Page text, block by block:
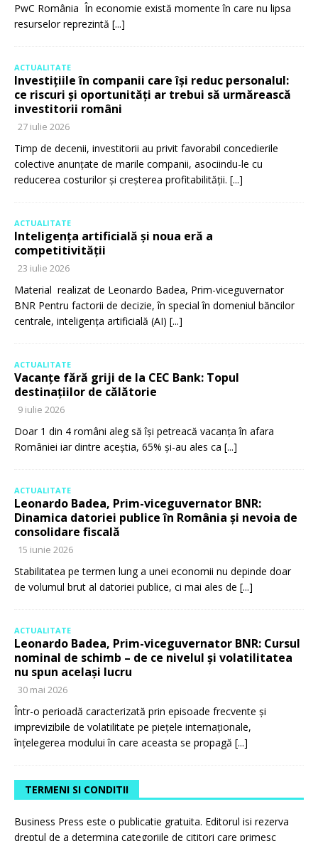
PwC România În economie există momente în care nu lipsa
resurselor reprezintă [...]
ACTUALITATE
Investițiile în companii care își reduc personalul:
ce riscuri și oportunități ar trebui să urmărească
investitorii români
27 iulie 2026
Timp de decenii, investitorii au privit favorabil concedierile
colective anunțate de marile companii, asociindu-le cu
reducerea costurilor și creșterea profitabilității. [...]
ACTUALITATE
Inteligența artificială și noua eră a
competitivității
23 iulie 2026
Material realizat de Leonardo Badea, Prim-viceguvernator
BNR Pentru factorii de decizie, în special în domeniul băncilor
centrale, inteligența artificială (AI) [...]
ACTUALITATE
Vacanțe fără griji de la CEC Bank: Topul
destinațiilor de călătorie
9 iulie 2026
Doar 1 din 4 români aleg să își petreacă vacanța în afara
României iar dintre aceștia, 65% și-au ales ca [...]
ACTUALITATE
Leonardo Badea, Prim-viceguvernator BNR:
Dinamica datoriei publice în România și nevoia de
consolidare fiscală
15 iunie 2026
Stabilitatea pe termen lung a unei economii nu depinde doar
de volumul brut al datoriei publice, ci mai ales de [...]
ACTUALITATE
Leonardo Badea, Prim-viceguvernator BNR: Cursul
nominal de schimb – de ce nivelul și volatilitatea
nu spun același lucru
30 mai 2026
Într-o perioadă caracterizată prin episoade frecvente și
imprevizibile de volatilitate pe piețele internaționale,
înțelegerea modului în care aceasta se propagă [...]
TERMENI SI CONDITII
Business Press este o publicatie gratuita. Editorul isi rezerva
dreptul de a determina categoriile de cititori care primesc